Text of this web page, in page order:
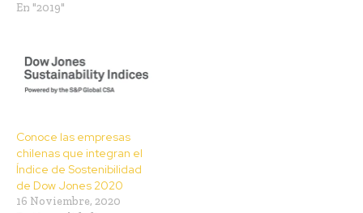
En "2019"
Conoce las empresas
chilenas que integran el
Índice de Sostenibilidad
de Dow Jones 2020
16 Noviembre, 2020